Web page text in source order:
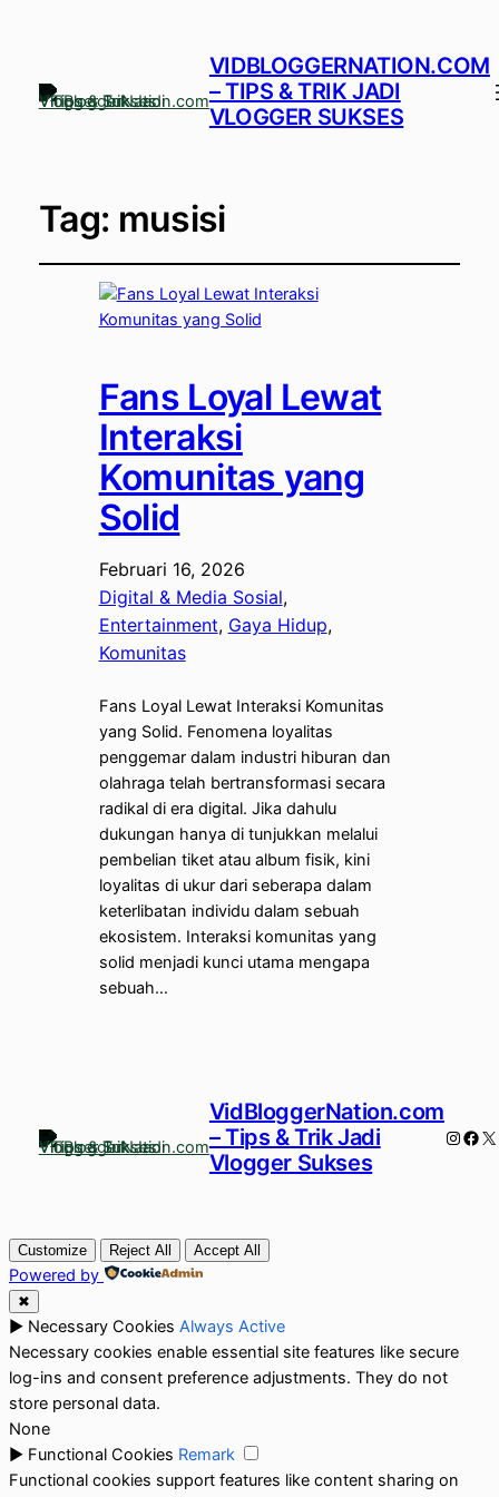
VIDBLOGGERNATION.COM
– TIPS & TRIK JADI
VLOGGER SUKSES
Tag: musisi
Fans Loyal Lewat
Interaksi
Komunitas yang
Solid
Februari 16, 2026
Digital & Media Sosial ,
Entertainment, Gaya Hidup ,
Komunitas
Fans Loyal Lewat Interaksi Komunitas
yang Solid. Fenomena loyalitas
penggemar dalam industri hiburan dan
olahraga telah bertransformasi secara
radikal di era digital. Jika dahulu
dukungan hanya di tunjukkan melalui
pembelian tiket atau album fisik, kini
loyalitas di ukur dari seberapa dalam
keterlibatan individu dalam sebuah
ekosistem. Interaksi komunitas yang
solid menjadi kunci utama mengapa
sebuah…
VidBloggerNation.com
– Tips & Trik Jadi
Vlogger Sukses
X
Customize Reject All Accept All
Powered by
✖
► Necessary Cookies Always Active
Necessary cookies enable essential site features like secure
log-ins and consent preference adjustments. They do not
store personal data.
None
► Functional Cookies Remark
Functional cookies support features like content sharing on